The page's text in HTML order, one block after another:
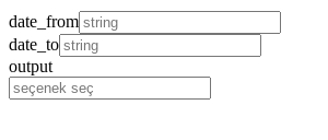
date_from
date_to
output